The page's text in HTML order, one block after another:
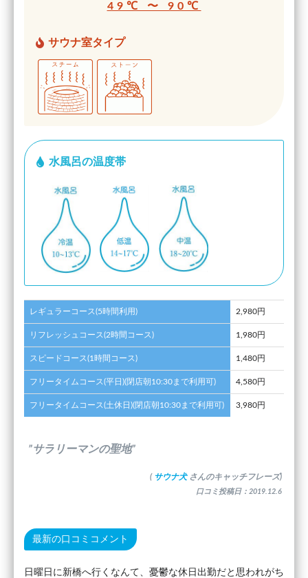
49℃ 〜 90℃
サウナ室タイプ
水風呂の温度帯
レギュラーコース(5時間利用) 2,980円
リフレッシュコース(2時間コース) 1,980円
スピードコース(1時間コース) 1,480円
フリータイムコース(平日)(閉店朝10:30まで利用可) 4,580円
フリータイムコース(土休日)(閉店朝10:30まで利用可) 3,980円
”サラリーマンの聖地”
( サウナ犬 さんのキャッチフレーズ)
口コミ投稿日：2019.12.6
最新の口コミコメント
日曜日に新橋へ行くなんて、憂鬱な休日出勤だと思われがち